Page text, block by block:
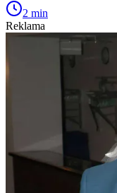
2 min
Reklama